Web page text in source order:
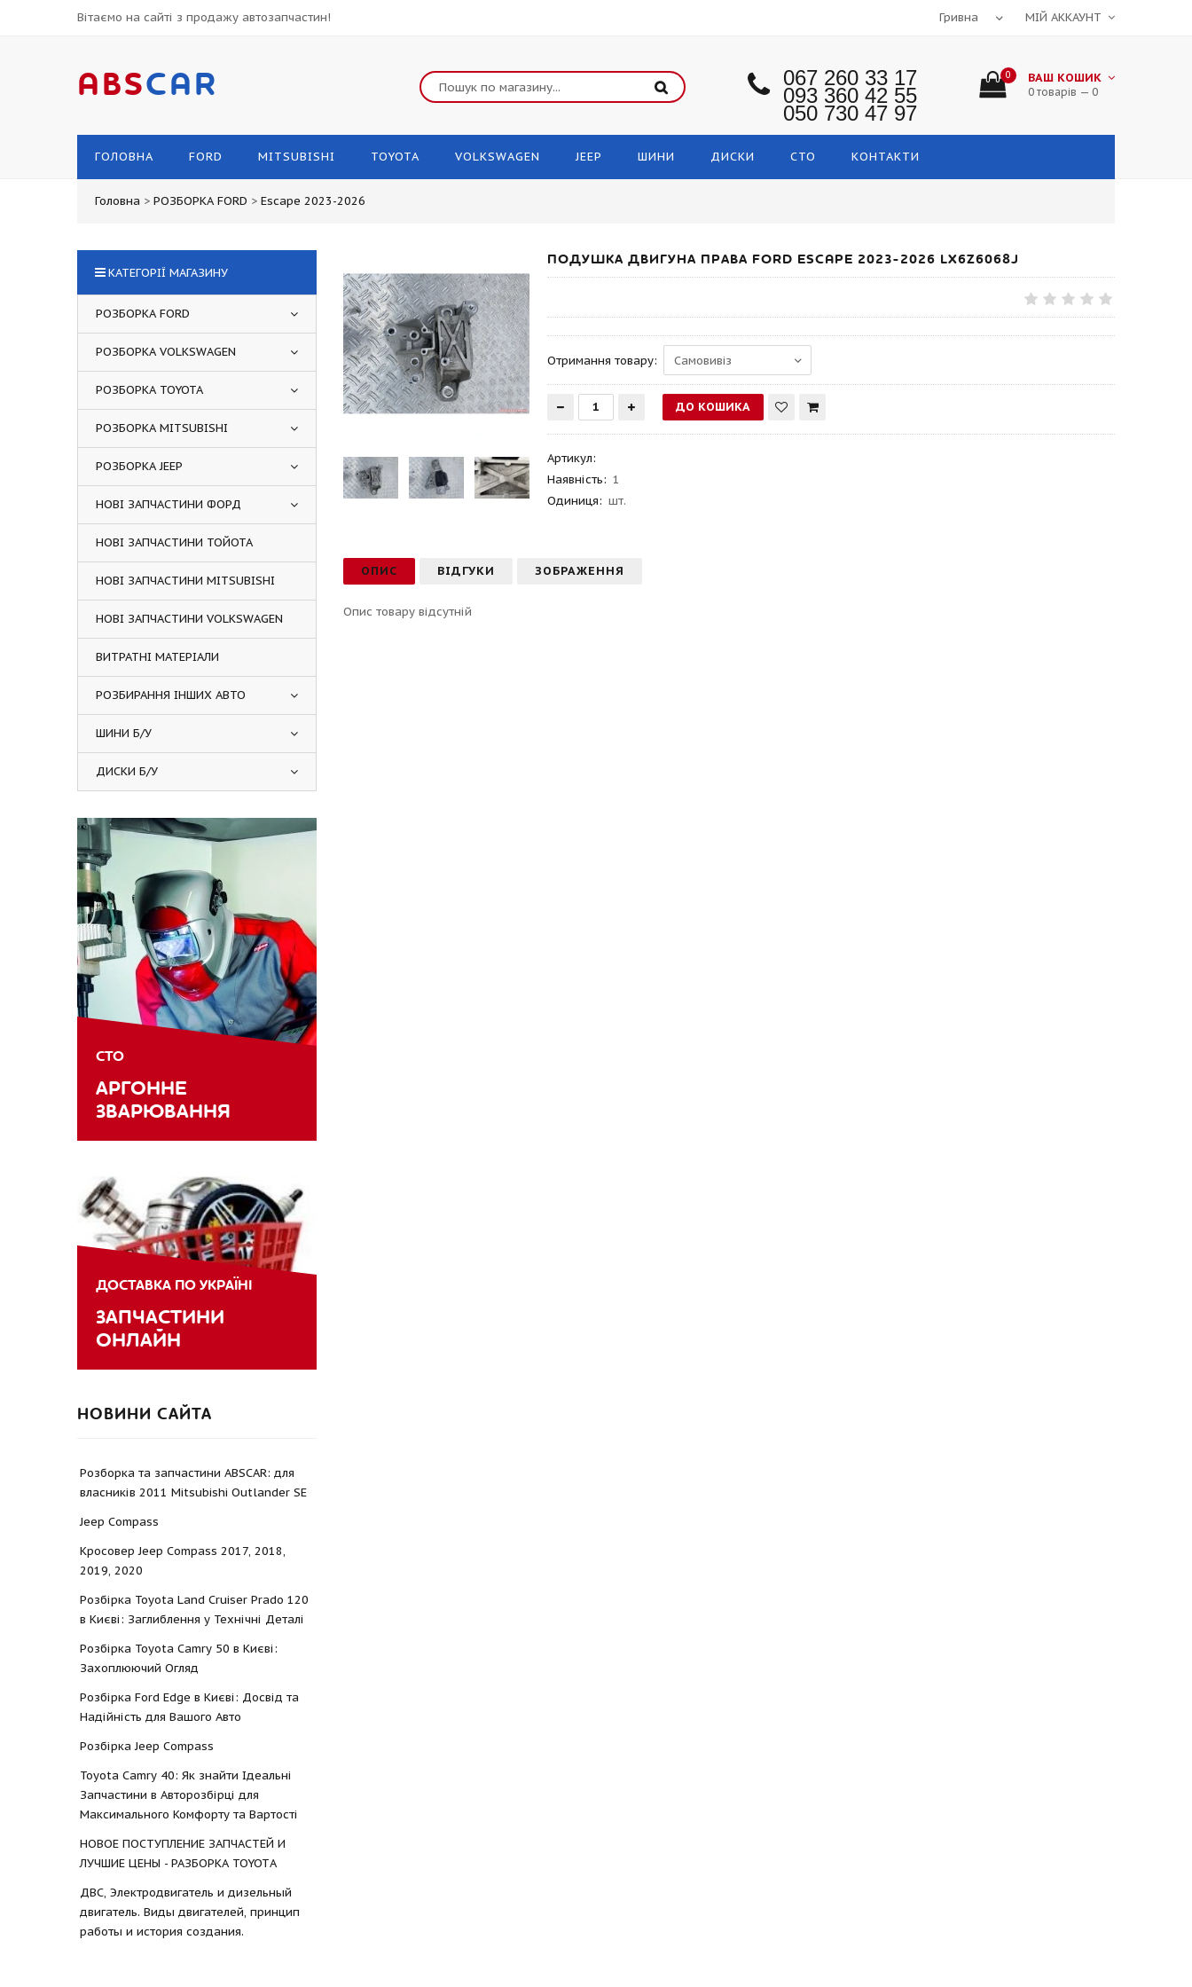
Вітаємо на сайті з продажу автозапчастин! МІЙ АККАУНТ
ABSCAR 067 260 33 17
093 360 42 55
050 730 47 97
0 ВАШ КОШИК
0 товарів — 0
ГОЛОВНА FORD MITSUBISHI TOYOTA VOLKSWAGEN JEEP ШИНИ ДИСКИ СТО КОНТАКТИ
Головна > РОЗБОРКА FORD > Escape 2023-2026
ПОДУШКА ДВИГУНА ПРАВА FORD ESCAPE 2023-2026 LX6Z6068J
Отримання товару:
Артикул:
Наявність: 1
Одиниця: шт.
ОПИС ВІДГУКИ ЗОБРАЖЕННЯ
Опис товару відсутній
КАТЕГОРІЇ МАГАЗИНУ
РОЗБОРКА FORD
РОЗБОРКА VOLKSWAGEN
РОЗБОРКА TOYOTA
РОЗБОРКА MITSUBISHI
РОЗБОРКА JEEP
НОВІ ЗАПЧАСТИНИ ФОРД
НОВІ ЗАПЧАСТИНИ ТОЙОТА
НОВІ ЗАПЧАСТИНИ MITSUBISHI
НОВІ ЗАПЧАСТИНИ VOLKSWAGEN
ВИТРАТНІ МАТЕРІАЛИ
РОЗБИРАННЯ ІНШИХ АВТО
ШИНИ Б/У
ДИСКИ Б/У
СТО
АРГОННЕ
ЗВАРЮВАННЯ
ДОСТАВКА ПО УКРАЇНІ
ЗАПЧАСТИНИ
ОНЛАЙН
НОВИНИ САЙТА
Розборка та запчастини ABSCAR: для
власників 2011 Mitsubishi Outlander SE
Jeep Compass
Кросовер Jeep Compass 2017, 2018,
2019, 2020
Розбірка Toyota Land Cruiser Prado 120
в Києві: Заглиблення у Технічні Деталі
Розбірка Toyota Camry 50 в Києві:
Захоплюючий Огляд
Розбірка Ford Edge в Києві: Досвід та
Надійність для Вашого Авто
Розбірка Jeep Compass
Toyota Camry 40: Як знайти Ідеальні
Запчастини в Авторозбірці для
Максимального Комфорту та Вартості
НОВОЕ ПОСТУПЛЕНИЕ ЗАПЧАСТЕЙ И
ЛУЧШИЕ ЦЕНЫ - РАЗБОРКА TOYOTА
ДВС, Электродвигатель и дизельный
двигатель. Виды двигателей, принцип
работы и история создания.